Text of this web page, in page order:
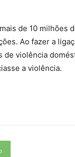
de 10 milhões
Ao fazer a
de violência
a violência.